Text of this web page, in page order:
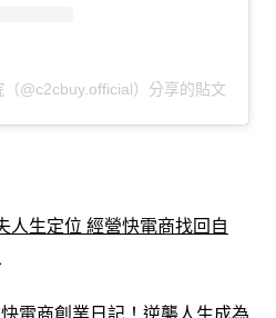
（@c2cbuy.official）分享的貼文
人生定位 經營快電商找回自